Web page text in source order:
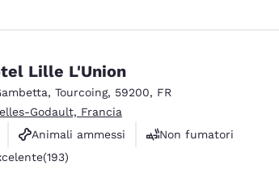
Lille L'Union
, Tourcoing, 59200, FR
Godault, Francia
Animali ammessi
Non fumatori
estrelas. Excelente. 193 avaliações
(193)